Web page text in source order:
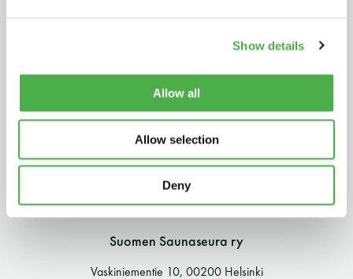
Show details
Allow all
Allow selection
Deny
Jäsenen lapsi 7-18 v.Suomen Saunaseura ry
Vaskiniementie 10, 00200 Helsinki